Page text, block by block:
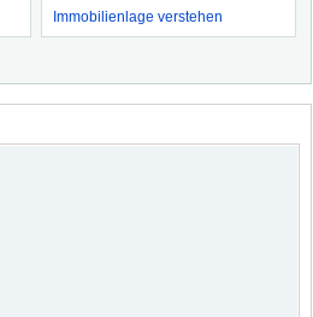
Immobilienlage verstehen